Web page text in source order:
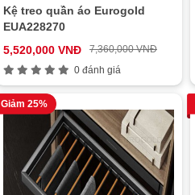
Kệ treo quần áo Eurogold
EUA228270
5,520,000 VNĐ
7,360,000 VNĐ
0 đánh giá
Giảm 25%